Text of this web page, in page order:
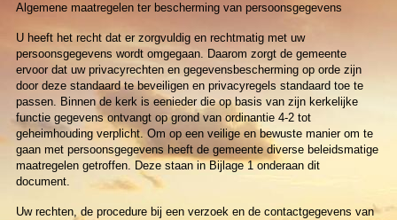
Algemene maatregelen ter bescherming van persoonsgegevens
U heeft het recht dat er zorgvuldig en rechtmatig met uw
persoonsgegevens wordt omgegaan. Daarom zorgt de gemeente
ervoor dat uw privacyrechten en gegevensbescherming op orde zijn
door deze standaard te beveiligen en privacyregels standaard toe te
passen. Binnen de kerk is eenieder die op basis van zijn kerkelijke
functie gegevens ontvangt op grond van ordinantie 4-2 tot
geheimhouding verplicht. Om op een veilige en bewuste manier om te
gaan met persoonsgegevens heeft de gemeente diverse beleidsmatige
maatregelen getroffen. Deze staan in Bijlage 1 onderaan dit
document.
Uw rechten, de procedure bij een verzoek en de contactgegevens van